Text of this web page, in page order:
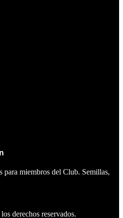
para miembros del Club. Semillas,
derechos reservados.